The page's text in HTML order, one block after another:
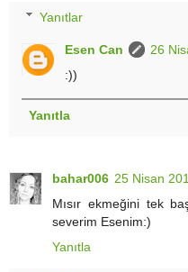
Yanıtlar
Esen Can
26
:))
Yanıtla
bahar006 25 Nisan
Mısır ekmeğini tek
severim Esenim:)
Yanıtla